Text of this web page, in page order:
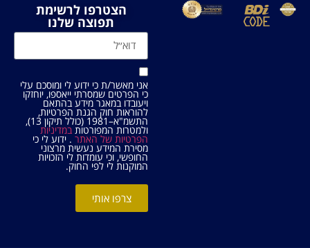
הצטרפו לרשימת
תפוצה שלנו
אני מאשר/ת כי ידוע לי ומוסכם עלי
כי הפרטים שמסרתי ייאספו, יוחזקו
ויעובדו במאגר מידע בהתאם
להוראות חוק הגנת הפרטיות,
התשמ"א–1981 (כולל תיקון 13),
ולמטרות המפורטותבמדיניות
הפרטיות של האתר . ידוע לי כי
מסירת המידע נעשית מרצוני
החופשי, וכי עומדות לי הזכויות
המוקנות לי לפי החוק.
צרפו אותי